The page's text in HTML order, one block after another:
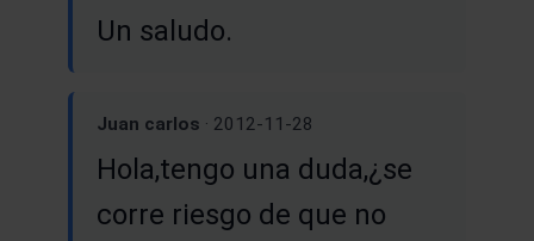
Un saludo.
Juan carlos · 2012-11-28
Hola,tengo una duda,¿se
corre riesgo de que no